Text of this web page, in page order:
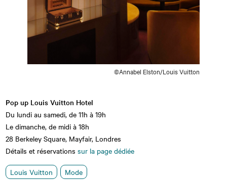
©Annabel Elston/Louis Vuitton
Pop up Louis Vuitton Hotel
Du lundi au samedi, de 11h à 19h
Le dimanche, de midi à 18h
28 Berkeley Square, Mayfair, Londres
Détails et réservationssur la page dédiée
Louis Vuitton Mode